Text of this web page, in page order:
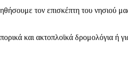
τον επισκέπτη του νησιού
και ακτοπλοϊκά δρομολόγια ή